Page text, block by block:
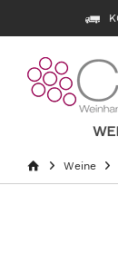
Weine